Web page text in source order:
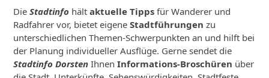
DieStadtinfo hältaktuelle Tipps für Wanderer und
Radfahrer vor, bietet eigeneStadtführungen zu
unterschiedlichen Themen-Schwerpunkten an und hilft bei
der Planung individueller Ausflüge. Gerne sendet die
Stadtinfo Dorsten IhnenInformations-Broschüren über